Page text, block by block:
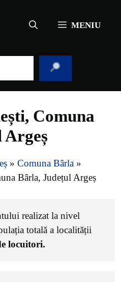
MENIU
Comuna
Argeș
» Comuna Bârla »
Bârla, Județul Argeș
realizat la nivel
totală a localității
locuitori.